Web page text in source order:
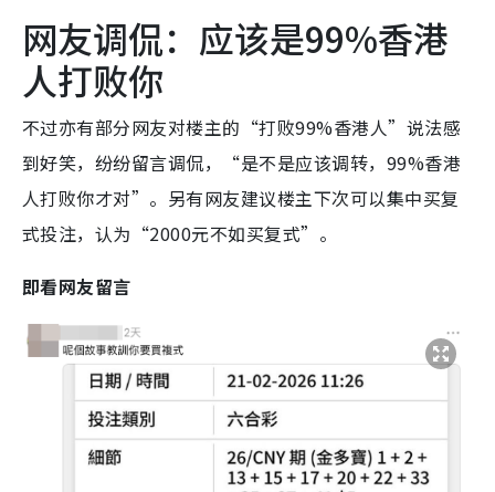
网友调侃：应该是99%香港
人打败你
不过亦有部分网友对楼主的“打败99%香港人”说法感
到好笑，纷纷留言调侃，“是不是应该调转，99%香港
人打败你才对”。另有网友建议楼主下次可以集中买复
式投注，认为“2000元不如买复式”。
即看网友留言